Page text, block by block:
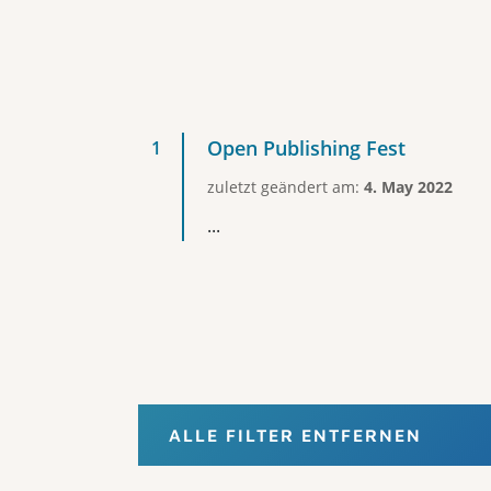
Open Publishing Fest
zuletzt geändert am: 4. May 2022
...
ALLE FILTER ENTFERNEN